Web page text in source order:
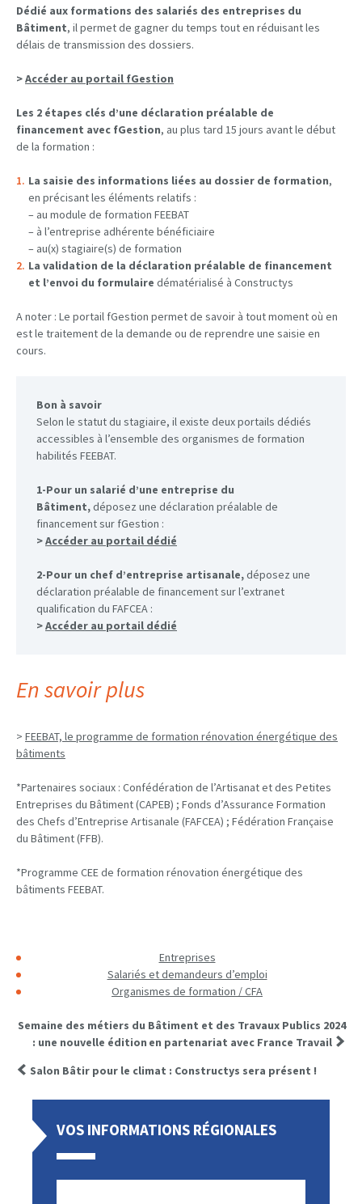
Dédié aux formations des salariés des entreprises du
Bâtiment, il permet de gagner du temps tout en réduisant les
délais de transmission des dossiers.
>Accéder au portail fGestion
Les 2 étapes clés d’une déclaration préalable de
financement avec fGestion, au plus tard 15 jours avant le début
de la formation :
La saisie des informations liées au dossier de formation,
en précisant les éléments relatifs :
– au module de formation FEEBAT
– à l’entreprise adhérente bénéficiaire
– au(x) stagiaire(s) de formation
La validation de la déclaration préalable de financement
et l’envoi du formulaire dématérialisé à Constructys
A noter : Le portail fGestion permet de savoir à tout moment où en
est le traitement de la demande ou de reprendre une saisie en
cours.
Bon à savoir
Selon le statut du stagiaire, il existe deux portails dédiés
accessibles à l’ensemble des organismes de formation
habilités FEEBAT.
1-Pour un salarié d’une entreprise du
Bâtiment,déposez une déclaration préalable de
financement sur fGestion :
>Accéder au portail dédié
2-Pour un chef d’entreprise artisanale,déposez une
déclaration préalable de financement sur l’extranet
qualification du FAFCEA :
>Accéder au portail dédié
En savoir plus
> FEEBAT, le programme de formation rénovation énergétique des
bâtiments
*Partenaires sociaux : Confédération de l’Artisanat et des Petites
Entreprises du Bâtiment (CAPEB) ; Fonds d’Assurance Formation
des Chefs d’Entreprise Artisanale (FAFCEA) ; Fédération Française
du Bâtiment (FFB).
*Programme CEE de formation rénovation énergétique des
bâtiments FEEBAT.
Entreprises
Salariés et demandeurs d’emploi
Organismes de formation / CFA
Semaine des métiers du Bâtiment et des Travaux Publics 2024
: une nouvelle édition en partenariat avec France Travail
Salon Bâtir pour le climat : Constructys sera présent !
VOS INFORMATIONS RÉGIONALES